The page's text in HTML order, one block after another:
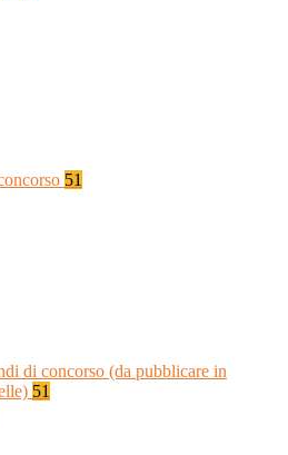
51
di concorso (da pubblicare in
51